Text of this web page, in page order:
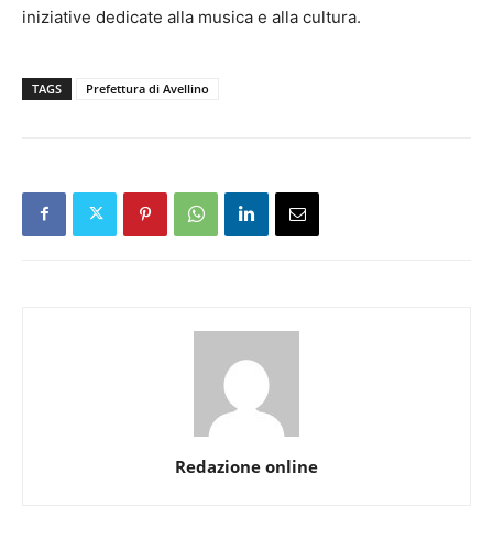
iniziative dedicate alla musica e alla cultura.
TAGS Prefettura di Avellino
Redazione online